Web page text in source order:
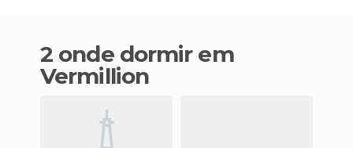
2 onde dormir em
Vermillion